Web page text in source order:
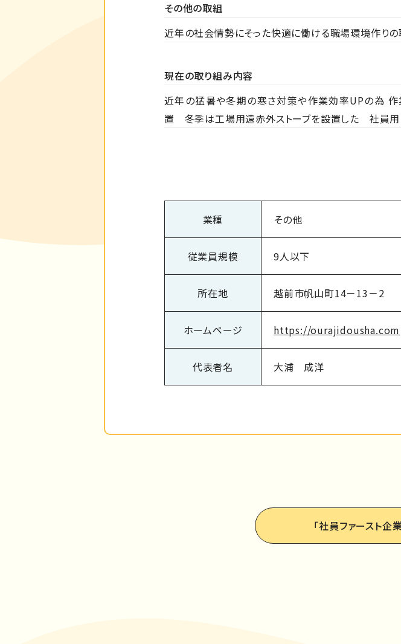
その他の取組
近年の社会情勢にそった快適に働ける職場環境作りの
現在の取り組み内容
近年の猛暑や冬期の寒さ対策や作業効率UPの為 作
置 冬季は工場用遠赤外ストーブを設置した 社員用
業種 その他
従業員規模 9人以下
所在地 越前市帆山町14－13－2
ホームページ https://ourajidousha.com
代表者名 大浦 成洋
「社員ファースト企業